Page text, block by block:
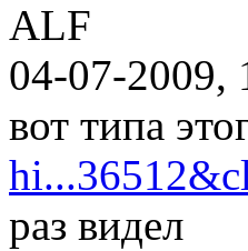
ALF
04-07-2009,
вот типа
раз видел